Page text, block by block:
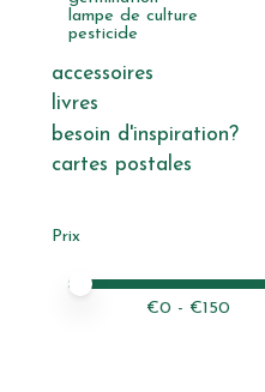
lampe de culture
pesticide
accessoires
livres
besoin d'inspiration?
cartes postales
Prix
Prix minimum
Price maximum value
€0 - €150